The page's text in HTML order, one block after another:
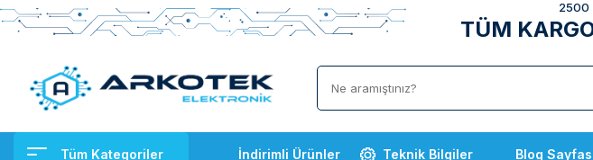
2500
TÜM
Tüm Kategoriler İndirimli Ürünler Teknik Bilgiler Blog